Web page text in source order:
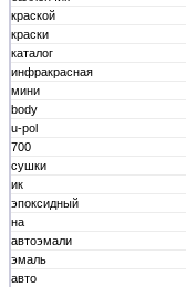
краской
краски
каталог
инфракрасная
мини
body
u-pol
700
сушки
ик
эпоксидный
на
автоэмали
эмаль
авто